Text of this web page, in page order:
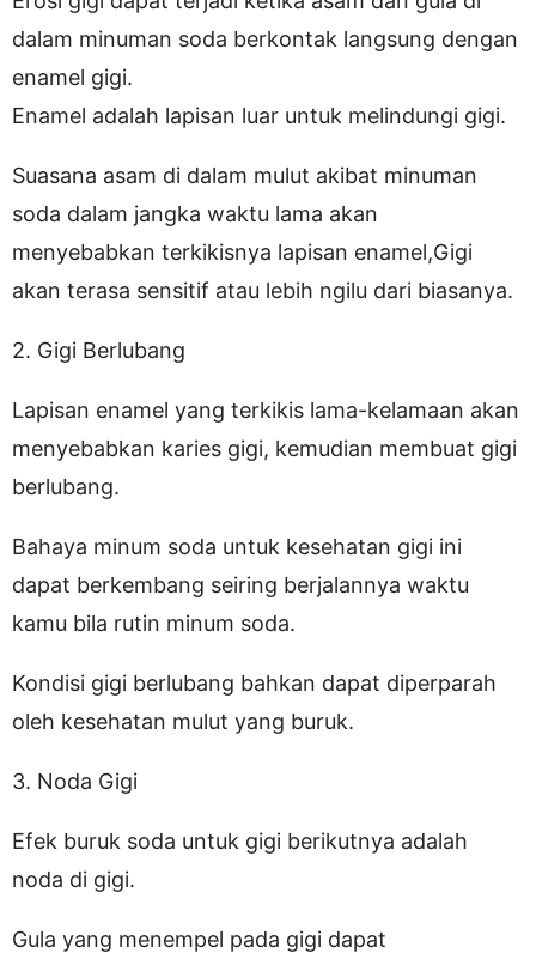
dalam minuman soda berkontak langsung dengan
enamel gigi.
Enamel adalah lapisan luar untuk melindungi gigi.
Suasana asam di dalam mulut akibat minuman
soda dalam jangka waktu lama akan
menyebabkan terkikisnya lapisan enamel,Gigi
akan terasa sensitif atau lebih ngilu dari biasanya.
2. Gigi Berlubang
Lapisan enamel yang terkikis lama-kelamaan akan
menyebabkan karies gigi, kemudian membuat gigi
berlubang.
Bahaya minum soda untuk kesehatan gigi ini
dapat berkembang seiring berjalannya waktu
kamu bila rutin minum soda.
Kondisi gigi berlubang bahkan dapat diperparah
oleh kesehatan mulut yang buruk.
3. Noda Gigi
Efek buruk soda untuk gigi berikutnya adalah
noda di gigi.
Gula yang menempel pada gigi dapat